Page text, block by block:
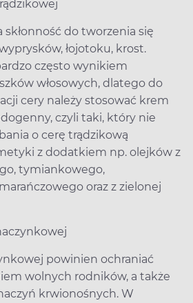
skłonność do tworzenia się
łojotoku, krost.
często wynikiem
włosowych, dlatego do
cery należy stosować krem
czyli taki, który nie
o cerę trądzikową
z dodatkiem np. olejków z
tymiankowego,
oraz z zielonej
powinien ochraniać
wolnych rodników, a także
krwionośnych. W